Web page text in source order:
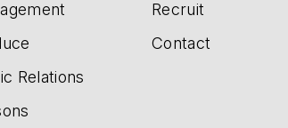
Relations
Recruit
Contact